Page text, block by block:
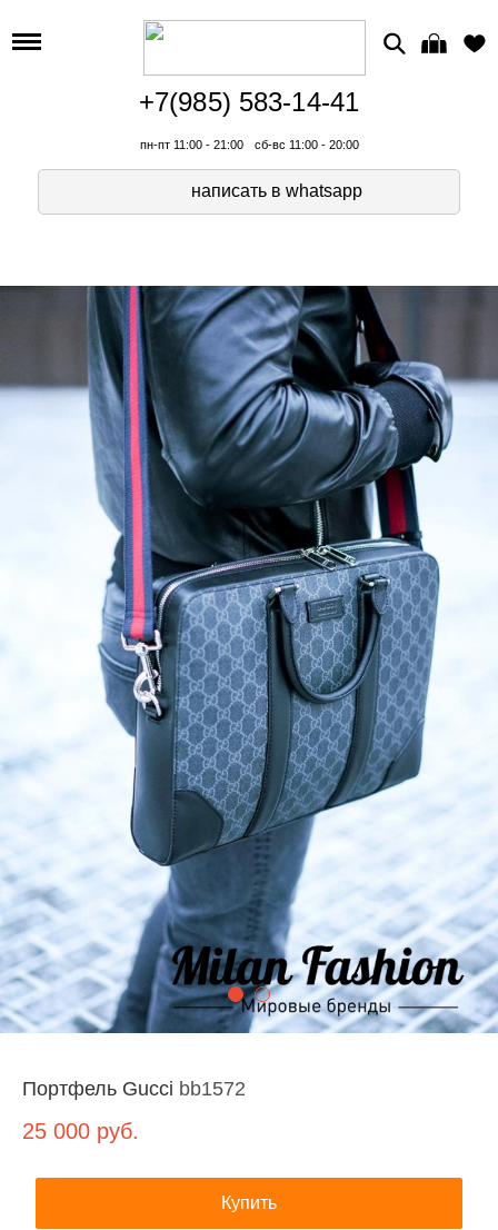
+7(985) 583-14-41
пн-пт 11:00 - 21:00 сб-вс 11:00 - 20:00
написать в whatsapp
Портфель Gucci bb1572
25 000 руб.
Купить